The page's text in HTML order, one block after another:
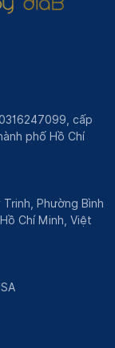
cấp
phố Hồ Chí
Phường Bình
Chí Minh, Việt